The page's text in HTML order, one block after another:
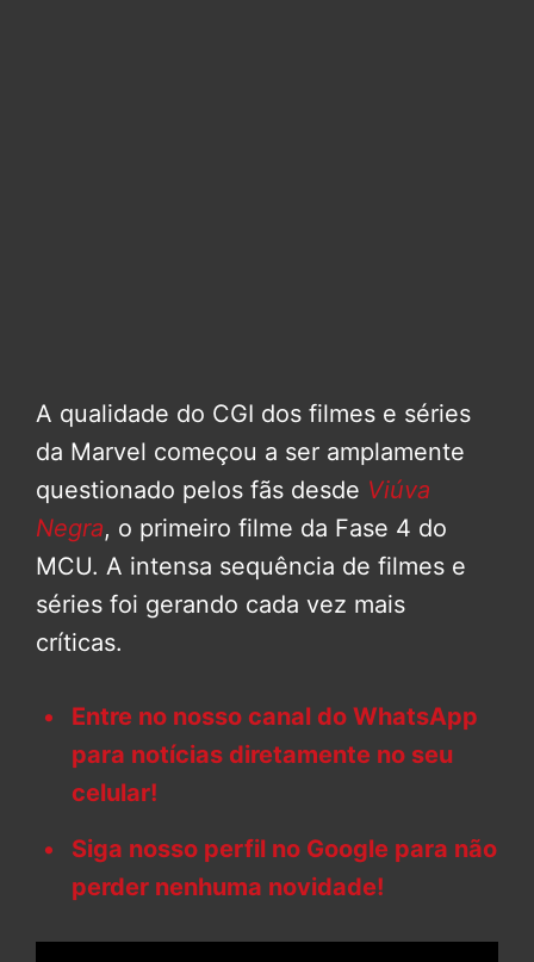
A qualidade do CGI dos filmes e séries
da Marvel começou a ser amplamente
questionado pelos fãs desde Viúva
Negra, o primeiro filme da Fase 4 do
MCU. A intensa sequência de filmes e
séries foi gerando cada vez mais
críticas.
Entre no nosso canal do WhatsApp
para notícias diretamente no seu
celular!
Siga nosso perfil no Google para não
perder nenhuma novidade!